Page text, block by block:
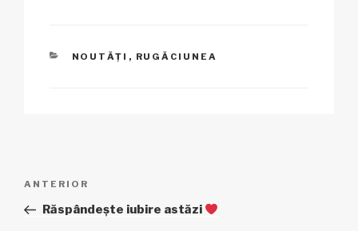
CATEGORII
NOUTĂȚI , RUGĂCIUNEA
articole
Articol
anterior
ANTERIOR
Răspândește iubire astăzi